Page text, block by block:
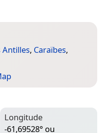
Antilles, Caraïbes,
Longitude
-61,69528° ou